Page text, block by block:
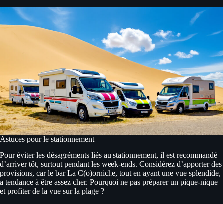
Astuces pour le stationnement
Pour éviter les désagréments liés au stationnement, il est recommandé
d’arriver tôt, surtout pendant les week-ends. Considérez d’apporter des
provisions, car le bar La C(o)orniche, tout en ayant une vue splendide,
a tendance à être assez cher. Pourquoi ne pas préparer un pique-nique
et profiter de la vue sur la plage ?